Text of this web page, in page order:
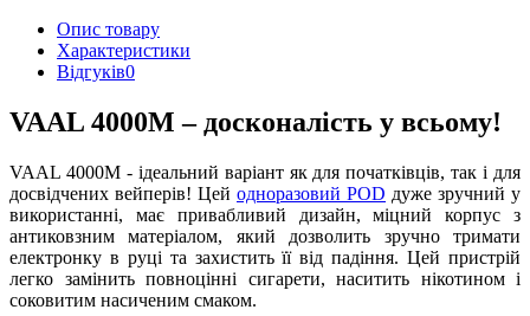
Опис товару
Характеристики
Відгуків0
VAAL 4000M – досконалість у всьому!
VAAL 4000M - ідеальний варіант як для початківців, так і для
досвідчених вейперів! Цей одноразовий POD дуже зручний у
використанні, має привабливий дизайн, міцний корпус з
антиковзним матеріалом, який дозволить зручно тримати
електронку в руці та захистить її від падіння. Цей пристрій
легко замінить повноцінні сигарети, наситить нікотином і
соковитим насиченим смаком.